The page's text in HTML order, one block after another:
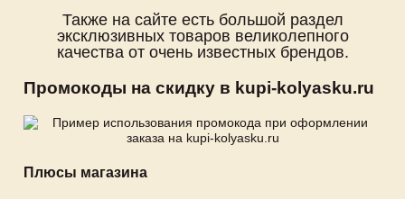
Также на сайте есть большой раздел
эксклюзивных товаров великолепного
качества от очень известных брендов.
Промокоды на скидку в kupi-kolyasku.ru
Плюсы магазина